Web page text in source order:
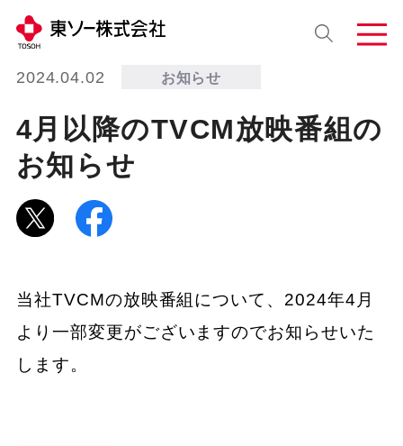
2024.04.02 お知らせ
4月以降のTVCM放映番組の
お知らせ
当社TVCMの放映番組について、2024年4月
より一部変更がございますのでお知らせいた
します。